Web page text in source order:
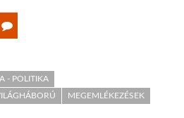
- POLITIKA
MEGEMLÉKEZÉSEK